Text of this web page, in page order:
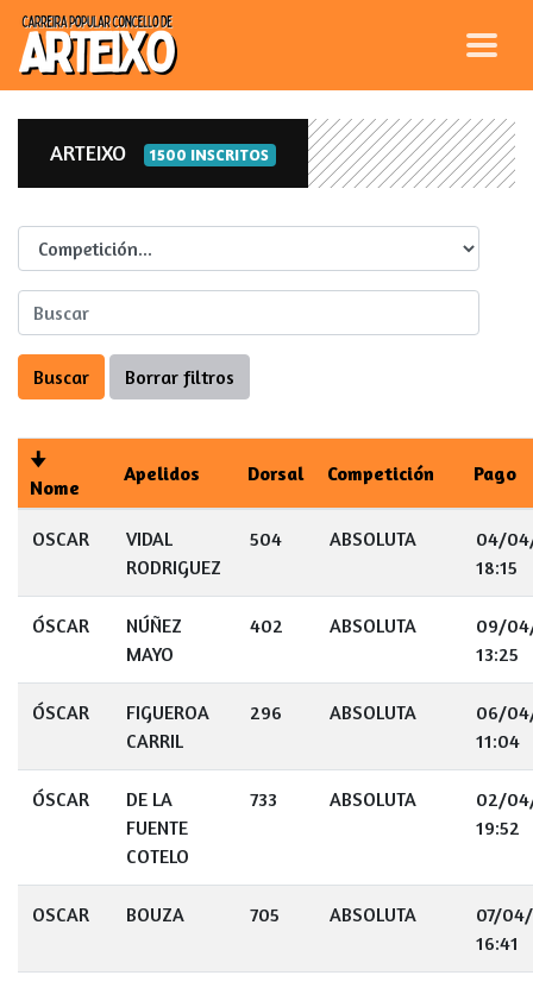
ARTEIXO 1500 INSCRITOS
Competicion
Nome
Apelidos Dorsal Competición Pago
OSCAR
VIDAL
RODRIGUEZ
504 ABSOLUTA
04/
18:15
ÓSCAR
NÚÑEZ
MAYO
402 ABSOLUTA
09/
13:25
ÓSCAR
FIGUEROA
CARRIL
296 ABSOLUTA
06/
11:04
ÓSCAR
DE LA
FUENTE
COTELO
733 ABSOLUTA
02/
19:52
OSCAR BOUZA 705 ABSOLUTA
07/
16:41